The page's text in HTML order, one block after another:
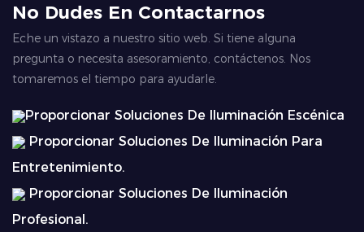
No Dudes En Contactarnos
Eche un vistazo a nuestro sitio web. Si tiene alguna
pregunta o necesita asesoramiento, contáctenos. Nos
tomaremos el tiempo para ayudarle.
Proporcionar Soluciones De Iluminación Escénica
Proporcionar Soluciones De Iluminación Para
Entretenimiento.
Proporcionar Soluciones De Iluminación
Profesional.